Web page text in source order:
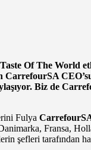
Of The World
CarrefourSA
Biz de
Fulya
Fransa,
şefleri tarafından